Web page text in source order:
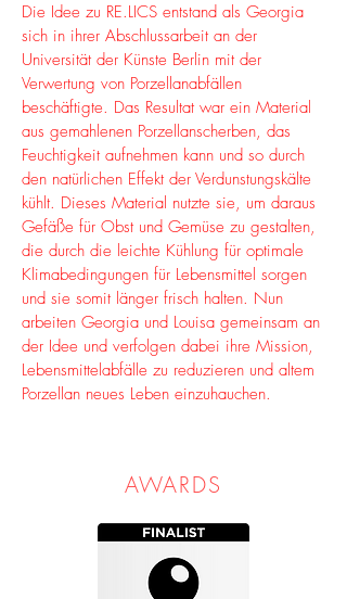
Die Idee zu RE.LICS entstand als Georgia
sich in ihrer Abschlussarbeit an der
Universität der Künste Berlin mit der
Verwertung von Porzellanabfällen
beschäftigte. Das Resultat war ein Material
aus gemahlenen Porzellanscherben, das
Feuchtigkeit aufnehmen kann und so durch
den natürlichen Effekt der Verdunstungskälte
kühlt. Dieses Material nutzte sie, um daraus
Gefäße für Obst und Gemüse zu gestalten,
die durch die leichte Kühlung für optimale
Klimabedingungen für Lebensmittel sorgen
und sie somit länger frisch halten. Nun
arbeiten Georgia und Louisa gemeinsam an
der Idee und verfolgen dabei ihre Mission,
Lebensmittelabfälle zu reduzieren und altem
Porzellan neues Leben einzuhauchen.
AWARDS